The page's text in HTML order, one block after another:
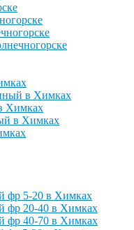
в Химках
Химках
в Химках
фр 5-20 в Химках
фр 20-40 в Химках
фр 40-70 в Химках